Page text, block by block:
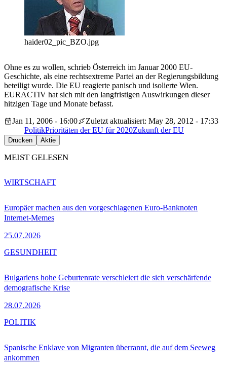
haider02_pic_BZO.jpg
Ohne es zu wollen, schrieb Österreich im Januar 2000 EU-
Geschichte, als eine rechtsextreme Partei an der Regierungsbildung
beteiligt wurde. Die EU reagierte panisch und isolierte Wien.
EURACTIV hat sich mit den langfristigen Auswirkungen dieser
hitzigen Tage und Monate befasst.
Jan 11, 2006 - 16:00
Zuletzt aktualisiert: May 28, 2012 - 17:33
PolitikPrioritäten der EU für 2020Zukunft der EU
Drucken Aktie
MEIST GELESEN
Europäer machen aus den vorgeschlagenen Euro-Banknoten
Internet-Memes
25.07.2026
WIRTSCHAFT
Bulgariens hohe Geburtenrate verschleiert die sich verschärfende
demografische Krise
28.07.2026
GESUNDHEIT
Spanische Enklave von Migranten überrannt, die auf dem Seeweg
ankommen
POLITIK